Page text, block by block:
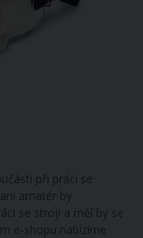
při práci se
amatér by
se stroji a měl by se
e-shopu nabízíme